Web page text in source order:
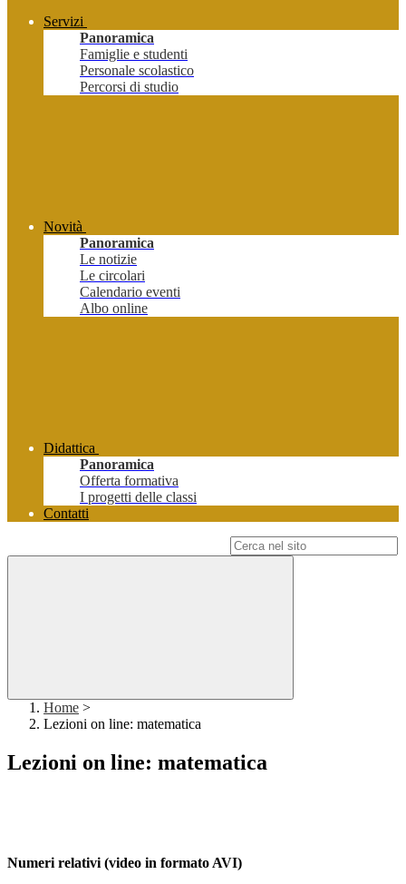
Servizi
Panoramica
Famiglie e studenti
Personale scolastico
Percorsi di studio
Novità
Panoramica
Le notizie
Le circolari
Calendario eventi
Albo online
Didattica
Panoramica
Offerta formativa
I progetti delle classi
Contatti
Home >
Lezioni on line: matematica
Lezioni on line: matematica
Numeri relativi (video in formato AVI)